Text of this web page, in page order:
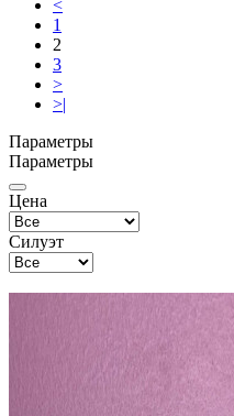
<
1
2
3
>
>|
Параметры
Параметры
Цена
Силуэт